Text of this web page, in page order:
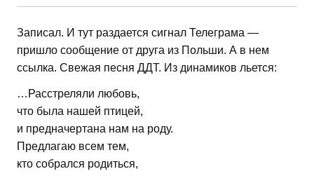
Записал. И тут раздается сигнал Телеграма —
пришло сообщение от друга из Польши. А в нем
ссылка. Свежая песня ДДТ. Из динамиков льется:
…Расстреляли любовь,
что была нашей птицей,
и предначертана нам на роду.
Предлагаю всем тем,
кто собрался родиться,